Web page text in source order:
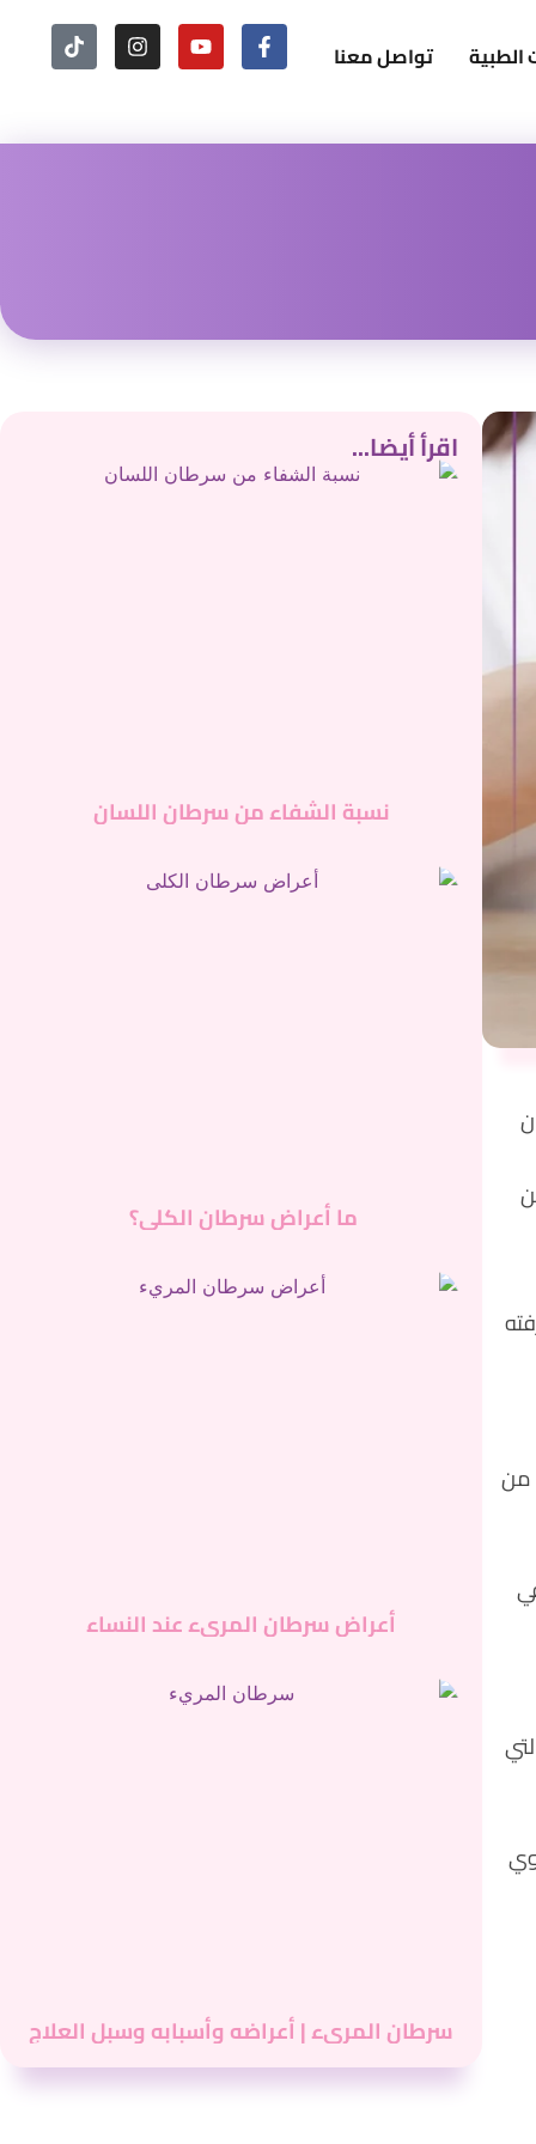
الطبية تواصل معنا
من
اقرأ أيضا...
نسبة الشفاء من سرطان اللسان
ما أعراض سرطان الكلى؟
أعراض سرطان المريء عند النساء
سرطان المريء | أعراضه وأسبابه وسبل العلاج